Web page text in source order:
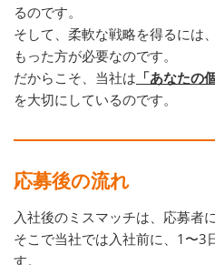
るのです。
そして、柔軟な戦略を得るには
もった方が必要なのです。
だからこそ、当社は 「あなたの
を大切にしているのです。
応募後の流れ
入社後のミスマッチは、応募者
そこで当社では入社前に、1〜3
す。